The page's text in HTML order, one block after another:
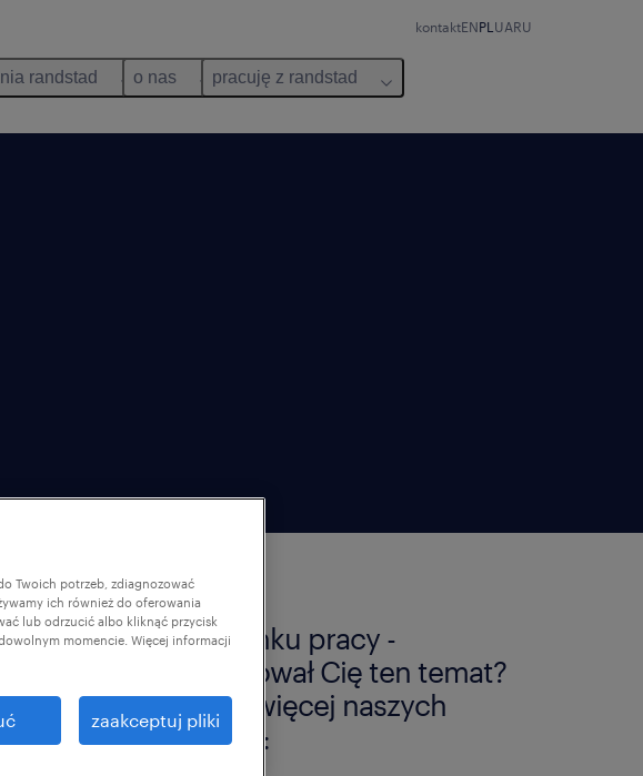
kontaktENPL UARU
randstad o nas pracuję z randstad
trendy rynku pracy -
zainteresował Cię ten temat?
sprawdź więcej naszych
artykułów:
Twoich potrzeb, zdiagnozować
ich również do oferowania
lub odrzucić albo kliknąć przycisk
momencie. Więcej informacji
zaakceptuj pliki